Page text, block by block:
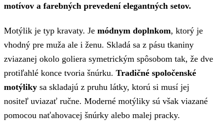
motívov a farebných prevedení elegantných setov.
Motýlik je typ kravaty. Je módnym doplnkom, ktorý je
vhodný pre muža ale i ženu. Skladá sa z pásu tkaniny
zviazanej okolo goliera symetrickým spôsobom tak, že dve
protiľahlé konce tvoria šnúrku. Tradičné spoločenské
motýliky sa skladajú z pruhu látky, ktorú si musí jej
nositeľ uviazať ručne. Moderné motýliky sú však viazané
pomocou naťahovacej šnúrky alebo malej pracky.